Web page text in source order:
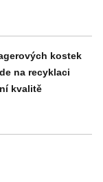
kostek
na recyklaci
kvalitě